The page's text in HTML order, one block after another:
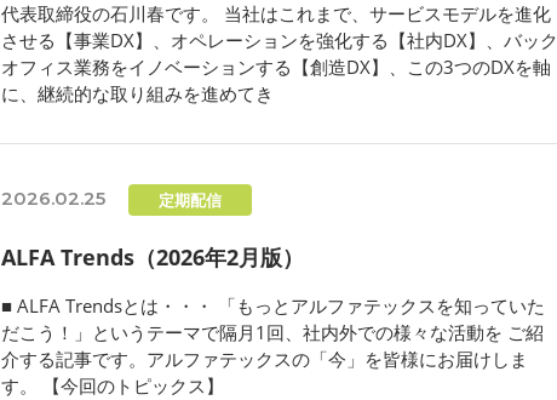
代表取締役の石川春です。 当社はこれまで、サービスモデルを進化
させる【事業DX】、オペレーションを強化する【社内DX】、バック
オフィス業務をイノベーションする【創造DX】、この3つのDXを軸
に、継続的な取り組みを進めてき
2026.02.25 定期配信
ALFA Trends（2026年2月版）
■ ALFA Trendsとは・・・ 「もっとアルファテックスを知っていた
だこう！」というテーマで隔月1回、社内外での様々な活動を ご紹
介する記事です。アルファテックスの「今」を皆様にお届けしま
す。 【今回のトピックス】